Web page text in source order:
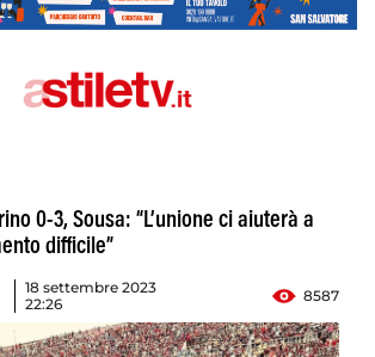
0-3, Sousa: “L’unione ci aiuterà a
difficile”
18 settembre 2023
22:26
8587